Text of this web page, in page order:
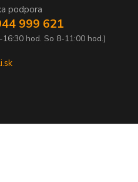
podpora
999 621
16:30 hod. So 8-11:00 hod.)